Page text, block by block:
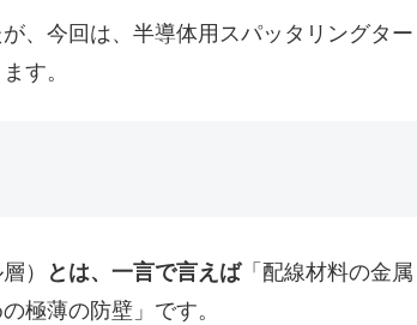
、今回は、半導体用スパッタリングター
す。
） とは、一言で言えば「配線材料の金属
極薄の防壁」です。